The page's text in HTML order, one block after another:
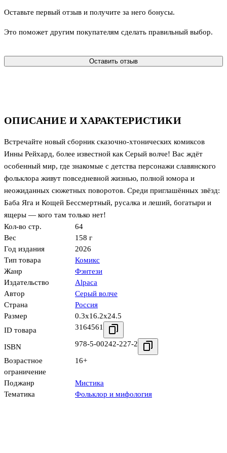
ОПИСАНИЕ И ХАРАКТЕРИСТИКИ
Встречайте новый сборник сказочно-хтонических комиксов
Инны Рейхард, более известной как Серый волче! Вас ждёт
особенный мир, где знакомые с детства персонажи славянского
фольклора живут повседневной жизнью, полной юмора и
неожиданных сюжетных поворотов. Среди приглашённых звёзд:
Баба Яга и Кощей Бессмертный, русалка и леший, богатыри и
ящеры — кого там только нет!
Кол-во стр.
64
Вес
158 г
Год издания
2026
Тип товара
Комикс
Жанр
Фэнтези
Издательство
Alpaca
Автор
Серый волче
Страна
Россия
Размер
0.3x16.2x24.5
ID товара
3164561
ISBN 978-5-00242-227-2
Возрастное
ограничение
16+
Поджанр
Мистика
Тематика
Фольклор и мифология
Оставьте первый отзыв и получите за него бонусы.
Это поможет другим покупателям сделать правильный выбор.
Оставить отзыв